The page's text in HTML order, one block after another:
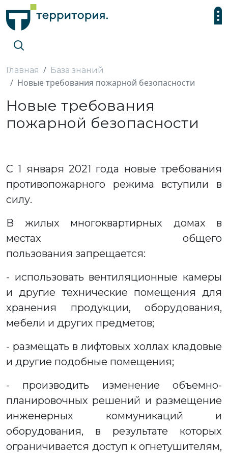
Главная База знаний
Новые требования пожарной безопасности
Новые требования
пожарной безопасности
С 1 января 2021 года новые требования
противопожарного режима вступили в
силу.
В жилых многоквартирных домах в
местах общего
пользования запрещается:
- использовать вентиляционные камеры
и другие технические помещения для
хранения продукции, оборудования,
мебели и других предметов;
- размещать в лифтовых холлах кладовые
и другие подобные помещения;
- производить изменение объемно-
планировочных решений и размещение
инженерных коммуникаций и
оборудования, в результате которых
ограничивается доступ к огнетушителям,